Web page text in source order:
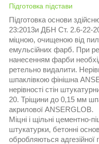
Підготовка підстави
Підготовка основи
23:2013и ДБН Ст. 2.6-22-
міцною, очищеною від
емульсійних фарб. При
нанесенням фарби
ретельно видалити.
шпаклівкою фінішна
нерівності стін
20. Тріщини до 0,15 мм
акрилової ANSERGLOB.
Міцні і щільні цементно-
штукатурки, бетонні
обробляються